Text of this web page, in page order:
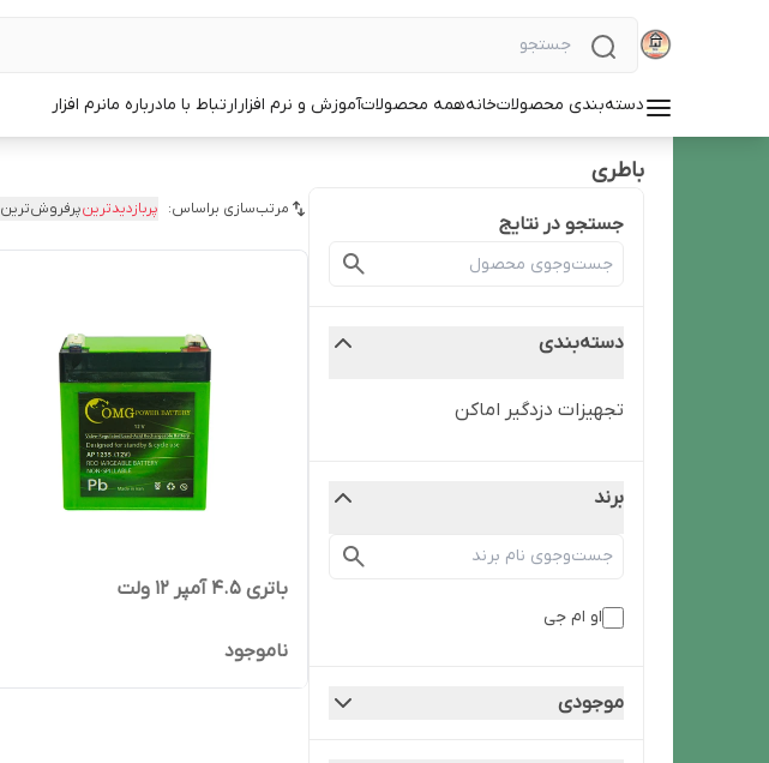
دسته‌بندی محصولاتخانههمه محصولاتآموزش و نرم افزارارتباط با مادرباره مانرم افزار
باطری
جستجو در نتایج
دسته‌بندی
تجهیزات دزدگیر اماکن
برند
او ام جی
موجودی
مرتب‌سازی براساس: پربازدیدترینپرفروش‌ترین
باتری 4.5 آمپر 12 ولت
ناموجود